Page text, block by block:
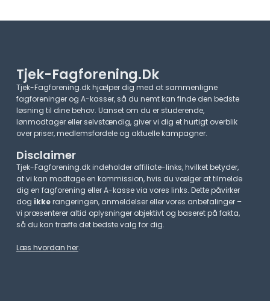
Tjek-Fagforening.dk
Tjek-Fagforening.dk hjælper dig med at sammenligne
fagforeninger og A-kasser, så du nemt kan finde den bedste
løsning til dine behov. Uanset om du er studerende,
lønmodtager eller selvstændig, giver vi dig et hurtigt overblik
over priser, medlemsfordele og aktuelle kampagner.​
Disclaimer
Tjek-Fagforening.dk indeholder affiliate-links, hvilket betyder,
at vi kan modtage en kommission, hvis du vælger at tilmelde
dig en fagforening eller A-kasse via vores links. Dette påvirker
dog ikkerangeringen, anmeldelser eller vores anbefalinger –
vi præsenterer altid oplysninger objektivt og baseret på fakta,
så du kan træffe det bedste valg for dig.
Læs hvordan her.